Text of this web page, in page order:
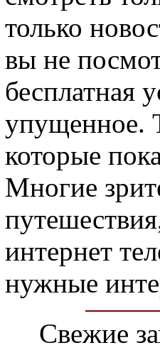
только
вы не
бесплатная
упущенное.
которые
Многие
интернет
нужные
Свежие